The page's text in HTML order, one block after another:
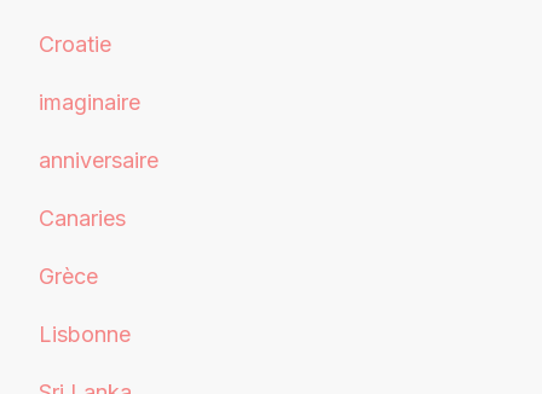
Croatie
imaginaire
anniversaire
Canaries
Grèce
Lisbonne